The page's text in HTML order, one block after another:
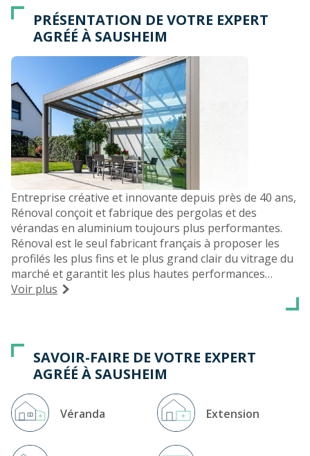
PRÉSENTATION DE VOTRE EXPERT
AGRÉÉ À SAUSHEIM
Entreprise créative et innovante depuis près de 40 ans,
Rénoval conçoit et fabrique des pergolas et des
vérandas en aluminium toujours plus performantes.
Rénoval est le seul fabricant français à proposer les
profilés les plus fins et le plus grand clair du vitrage du
marché et garantit les plus hautes performances
thermiques du marché.
Vous souhaitez une véranda sur-mesure pour agrandir
rendez-vous à notre magasin-expo Prisme véranda.
Notre expert agréé, membre du réseau Rénoval
intervient sur les régions de Mulhouse, Sausheim,
Colmar, Belfort, Bâle, Fribourg en Brisgau (68). Du lundi
au vendredi sur rendez-vous.
Voir plus
SAVOIR-FAIRE DE VOTRE EXPERT
AGRÉÉ À SAUSHEIM
Véranda Extension